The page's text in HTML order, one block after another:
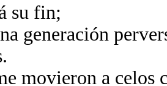
su fin;
generación
movieron a celos